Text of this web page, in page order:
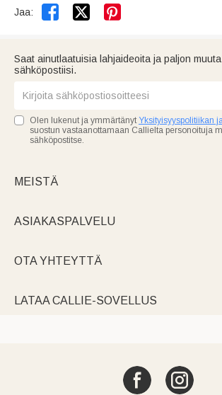
Jaa:  
Saat ainutlaatuisia lahjaideoita ja paljon
sähköpostiisi.
Olen lukenut ja ymmärtänyt Yksityisyyspolitiikan
suostun vastaanottamaan Callielta personoituja
sähköpostitse.
MEISTÄ
ASIAKASPALVELU
OTA YHTEYTTÄ
LATAA CALLIE-SOVELLUS